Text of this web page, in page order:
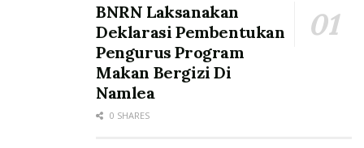
BNRN Laksanakan
Deklarasi Pembentukan
Pengurus Program
Makan Bergizi Di
Namlea
0 SHARES